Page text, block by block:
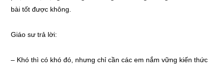
bài tốt được không.
Giáo sư trả lời:
– Khó thì có khó đó, nhưng chỉ cần các em nắm vững kiến thức